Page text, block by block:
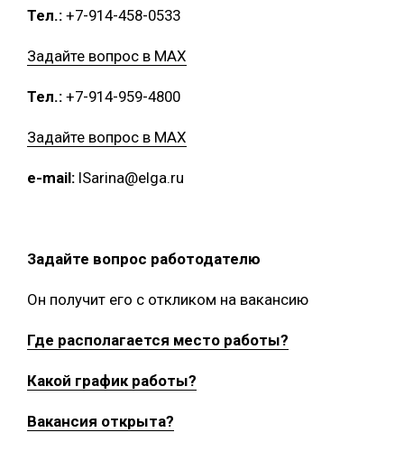
Тел.: +7-914-458-0533
Задайте вопрос в MAX
Тел.: +7-914-959-4800
Задайте вопрос в MAX
e-mail: ISarina@elga.ru
Задайте вопрос работодателю
Он получит его с откликом на вакансию
Где располагается место работы?
Какой график работы?
Вакансия открыта?